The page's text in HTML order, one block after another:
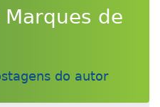
de
do autor